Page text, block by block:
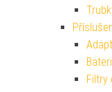
Filtry